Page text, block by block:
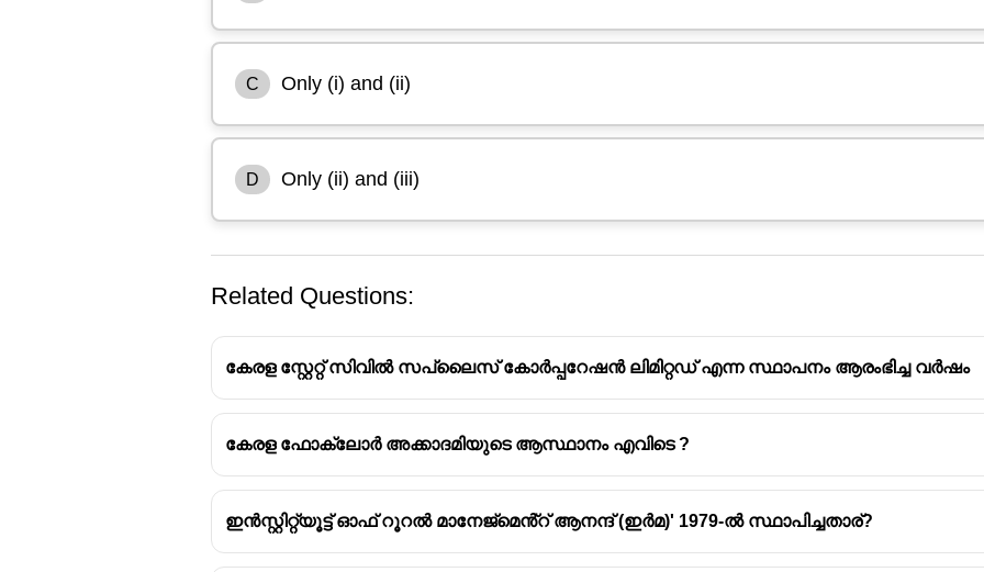
C Only (i) and (ii)
D Only (ii) and (iii)
(i) ഹൈക്കോടതി ചീഫ് ജസ്റ്റിസ് ജസ്റ്റിസ് നിതിൻ ജാമദാർ ആണ്
(ii)ഹൈക്കോടതിയുടെ ആസ്ഥാനം എറണാകുളമാണ്– കേരള ഹൈക്കോടതികൊച്ചി
പ്രവർത്തിക്കുന്നു.
Related Questions:
കേരള സ്റ്റേറ്റ് സിവിൽ സപ്ലൈസ് കോർപ്പറേഷൻ ലിമിറ്റഡ് എന്ന സ്ഥാപനം ആരംഭിച്ച വർഷം
കേരള ഫോക്ലോർ അക്കാദമിയുടെ ആസ്ഥാനം എവിടെ ?
ഇൻസ്റ്റിറ്റ്യൂട്ട് ഓഫ് റൂറൽ മാനേജ്‌മെൻ്റ് ആനന്ദ് (ഇർമ)' 1979-ൽ സ്ഥാപിച്ചതാര്?